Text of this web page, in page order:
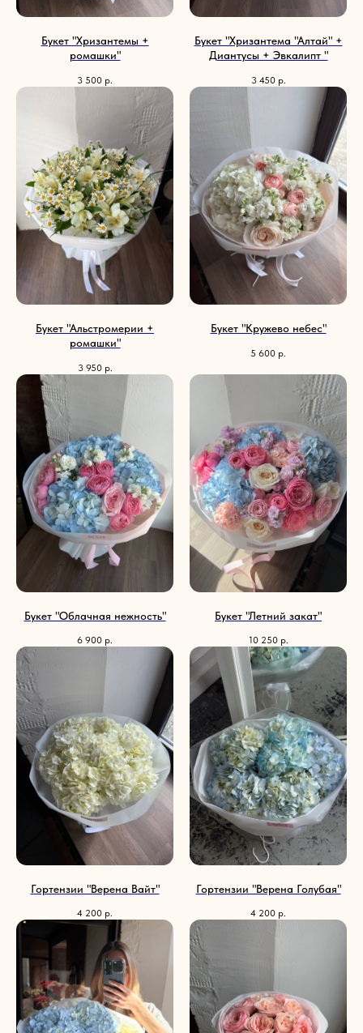
Букет "Хризантемы +
ромашки"
3 500 р.
Букет "Хризантема "Алтай" +
Диантусы + Эвкалипт "
3 450 р.
Букет "Альстромерии +
ромашки"
3 950 р.
Букет "Кружево небес"
5 600 р.
Букет "Облачная нежность"
6 900 р.
Букет "Летний закат"
10 250 р.
Гортензии "Верена Вайт"
4 200 р.
Гортензии "Верена Голубая"
4 200 р.